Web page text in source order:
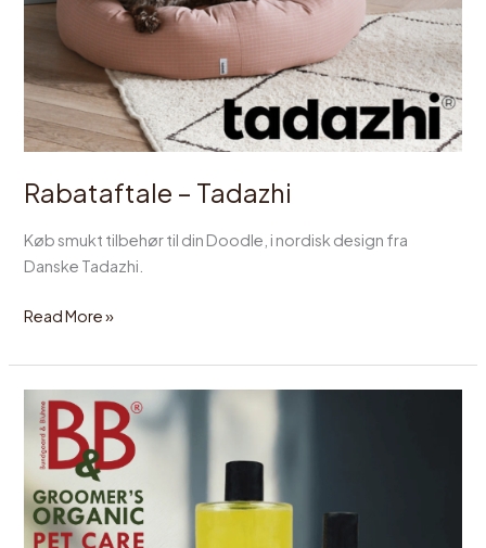
Rabataftale – Tadazhi
Køb smukt tilbehør til din Doodle, i nordisk design fra
Danske Tadazhi.
Read More »
Rabataftale
B&B
Økologisk